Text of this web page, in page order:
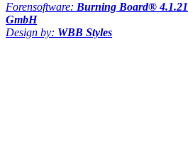
Forensoftware: Burning Board® 4.1.21
GmbH
Design by: WBB Styles